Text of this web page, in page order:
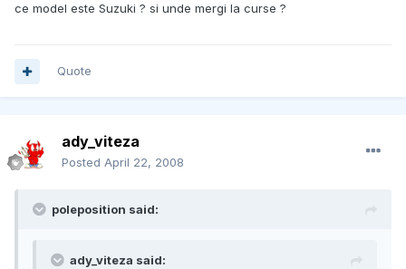
ce model este Suzuki ? si unde mergi la curse ?
Quote
ady_viteza
Posted April 22, 2008
poleposition said:
ady_viteza said: